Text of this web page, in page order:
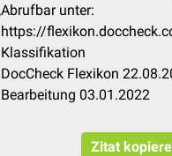
Abrufbar unter:
https://
Klassifikation
DocCheck Flexikon
Bearbeitung 03.01.2022
Zitat